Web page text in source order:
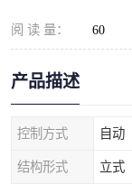
阅 读 量： 60
产品描述
控制方式 自动
结构形式 立式